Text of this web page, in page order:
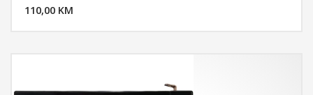
110,00 KM